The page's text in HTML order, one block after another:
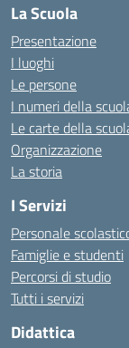
La Scuola
Presentazione
I luoghi
Le persone
I numeri della
Le carte della
Organizzazione
La storia
I Servizi
Personale
Famiglie e studenti
Percorsi di studio
Tutti i servizi
Didattica